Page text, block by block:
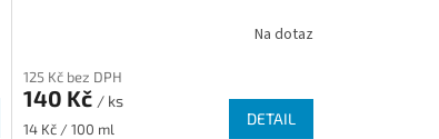
Na dotaz
125 Kč bez DPH
140 Kč / ks
Měrná
14 Kč / 100 ml
DETAIL